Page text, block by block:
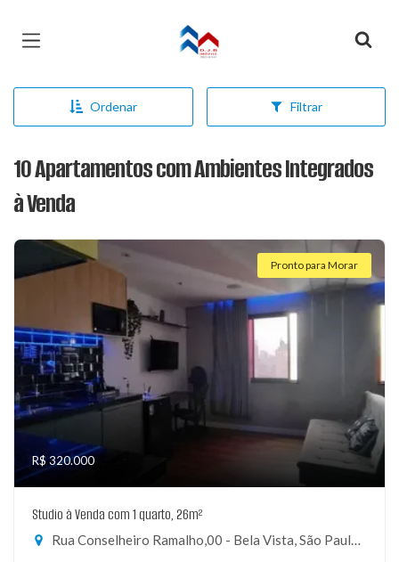
Página inicial
Ordenar Filtrar
10 Apartamentos com Ambientes Integrados
à Venda
Pronto para Morar
R$ 320.000
Studio à Venda com 1 quarto, 26m²
Rua Conselheiro Ramalho,00 - Bela Vista, São Paulo-SP